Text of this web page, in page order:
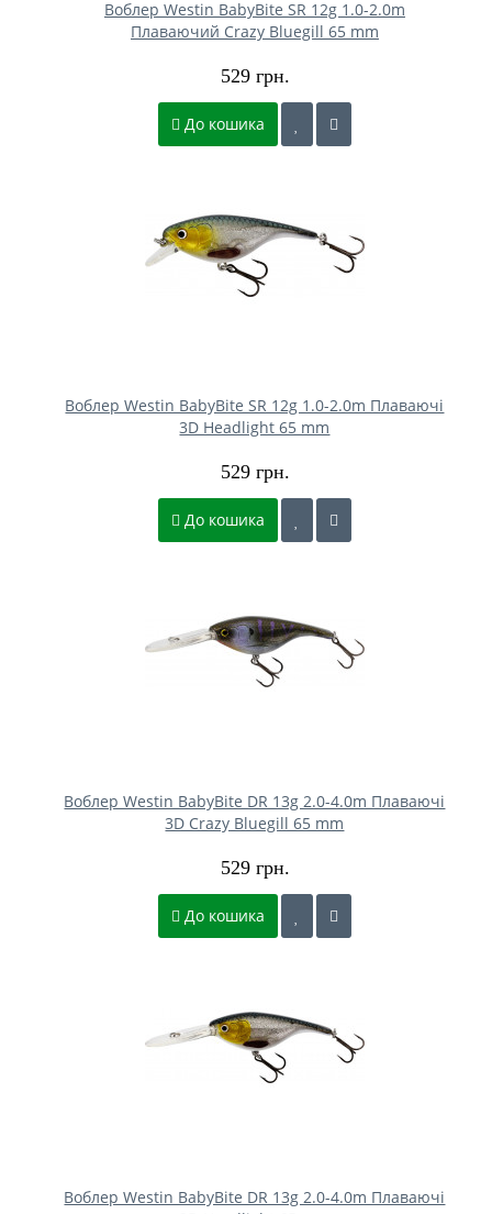
Воблер Westin BabyBite SR 12g 1.0-2.0m
Плаваючий Crazy Bluegill 65 mm
529 грн.
До кошика
Воблер Westin BabyBite SR 12g 1.0-2.0m Плаваючі
3D Headlight 65 mm
529 грн.
До кошика
Воблер Westin BabyBite DR 13g 2.0-4.0m Плаваючі
3D Crazy Bluegill 65 mm
529 грн.
До кошика
Воблер Westin BabyBite DR 13g 2.0-4.0m Плаваючі